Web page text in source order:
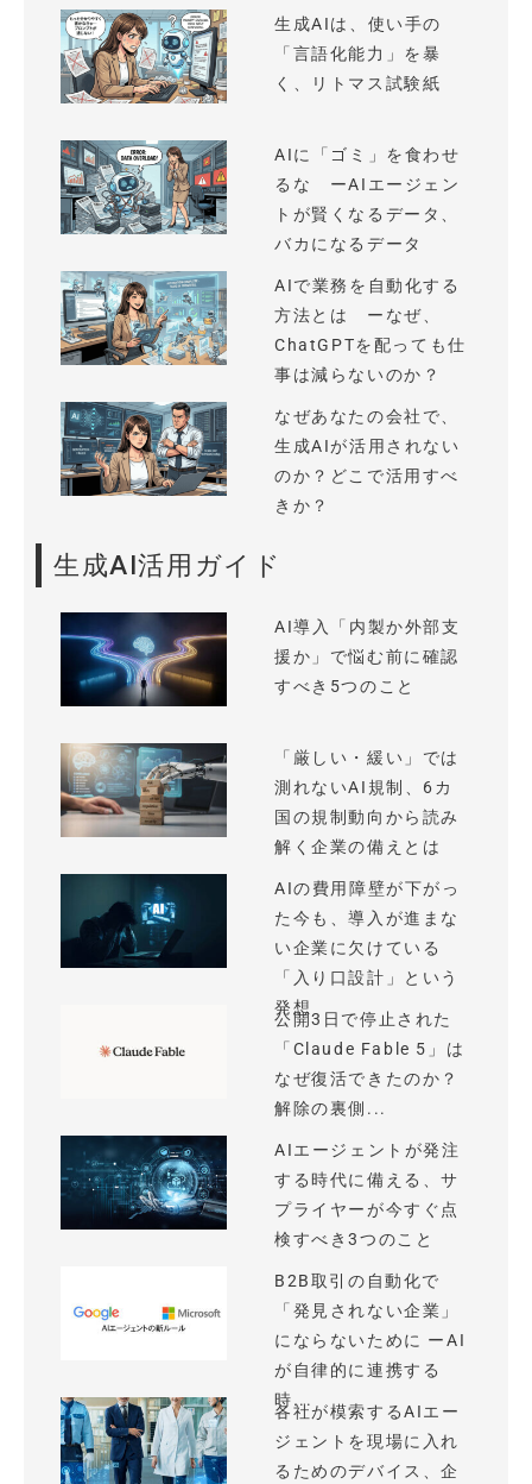
生成AIは、使い手の
「言語化能力」を暴
く、リトマス試験紙
AIに「ゴミ」を食わせ
るな ーAIエージェン
トが賢くなるデータ、
バカになるデータ
AIで業務を自動化する
方法とは ーなぜ、
ChatGPTを配っても仕
事は減らないのか？
なぜあなたの会社で、
生成AIが活用されない
のか？どこで活用すべ
きか？
生成AI活用ガイド
AI導入「内製か外部支
援か」で悩む前に確認
すべき5つのこと
「厳しい・緩い」では
測れないAI規制、6カ
国の規制動向から読み
解く企業の備えとは
AIの費用障壁が下がっ
た今も、導入が進まな
い企業に欠けている
「入り口設計」という
発想
公開3日で停止された
「Claude Fable 5」は
なぜ復活できたのか？
解除の裏側...
AIエージェントが発注
する時代に備える、サ
プライヤーが今すぐ点
検すべき3つのこと
B2B取引の自動化で
「発見されない企業」
にならないために ーAI
が自律的に連携する
時...
各社が模索するAIエー
ジェントを現場に入れ
るためのデバイス、企